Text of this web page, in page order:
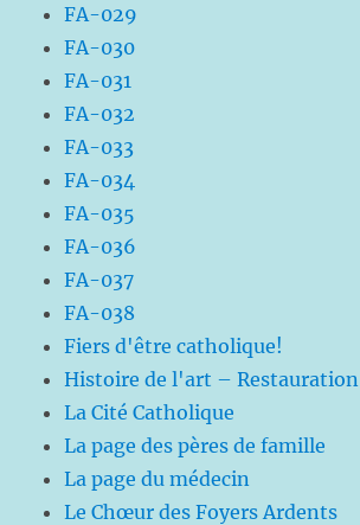
FA-029
FA-030
FA-031
FA-032
FA-033
FA-034
FA-035
FA-036
FA-037
FA-038
Fiers d'être catholique!
Histoire de l'art – Restauration
La Cité Catholique
La page des pères de famille
La page du médecin
Le Chœur des Foyers Ardents